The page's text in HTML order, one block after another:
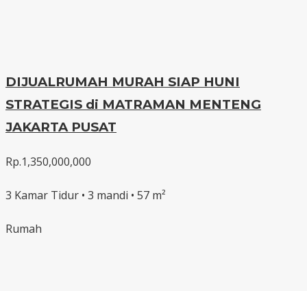
DIJUALRUMAH MURAH SIAP HUNI
STRATEGIS di MATRAMAN MENTENG
JAKARTA PUSAT
Rp.1,350,000,000
3 Kamar Tidur • 3 mandi • 57 m²
Rumah